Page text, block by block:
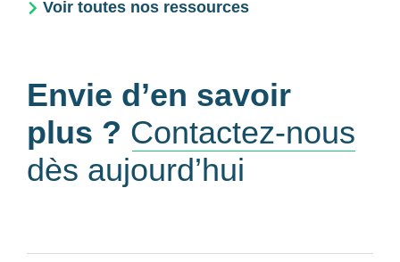
Voir toutes nos ressources
Envie d’en savoir
plus ? Contactez-nous
dès aujourd’hui